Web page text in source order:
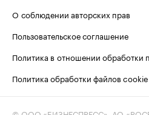
О соблюдении авторских прав
Пользовательское соглашение
Политика в отношении обработки
Политика обработки файлов cookie